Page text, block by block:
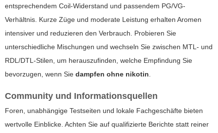
entsprechendem Coil-Widerstand und passendem PG/VG-
Verhältnis. Kurze Züge und moderate Leistung erhalten Aromen
intensiver und reduzieren den Verbrauch. Probieren Sie
unterschiedliche Mischungen und wechseln Sie zwischen MTL- und
RDL/DTL-Stilen, um herauszufinden, welche Empfindung Sie
bevorzugen, wenn Sie dampfen ohne nikotin
Community und Informationsquellen
Foren, unabhängige Testseiten und lokale Fachgeschäfte bieten
wertvolle Einblicke. Achten Sie auf qualifizierte Berichte statt reiner